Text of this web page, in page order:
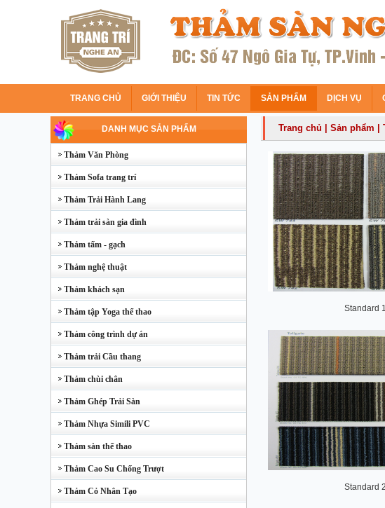
TRANG CHỦ GIỚI THIỆU TIN TỨC SẢN PHẨM DỊCH VỤ
DANH MỤC SẢN PHẨM
Thảm Văn Phòng
Thảm Sofa trang trí
Thảm Trải Hành Lang
Thảm trải sàn gia đình
Thảm tấm - gạch
Thảm nghệ thuật
Thảm khách sạn
Thảm tập Yoga thể thao
Thảm công trình dự án
Thảm trải Cầu thang
Thảm chùi chân
Thảm Ghép Trải Sàn
Thảm Nhựa Simili PVC
Thảm sàn thể thao
Thảm Cao Su Chống Trượt
Thảm Cỏ Nhân Tạo
Trang chủ Sản phẩm
Standard
Standard